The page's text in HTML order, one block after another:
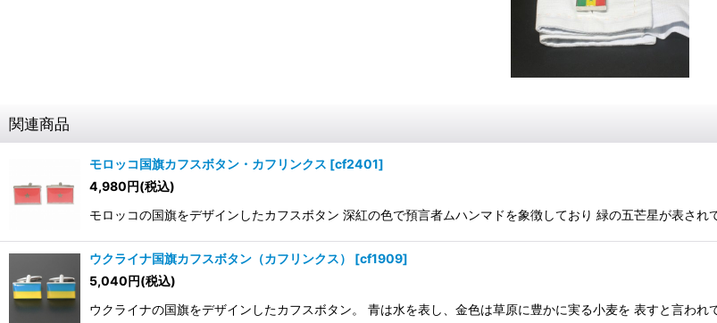
関連商品
モロッコ国旗カフスボタン・カフリンクス [cf2401]
4,980円(税込)
モロッコの国旗をデザインしたカフスボタン 深紅の色で預言者ムハンマドを象徴しており 緑の五芒星が表さ
ウクライナ国旗カフスボタン（カフリンクス） [cf1909]
5,040円(税込)
ウクライナの国旗をデザインしたカフスボタン。 青は水を表し、金色は草原に豊かに実る小麦を 表すと言わ